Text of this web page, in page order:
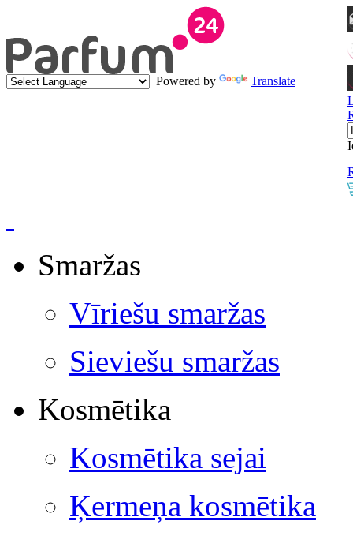
Powered by
Translate
Smaržas
Vīriešu smaržas
Sieviešu smaržas
Kosmētika
Kosmētika sejai
Ķermeņa kosmētika